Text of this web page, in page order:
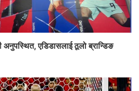
अनुपस्थित, एडिडासलाई ठूलो ब्रान्डिङ